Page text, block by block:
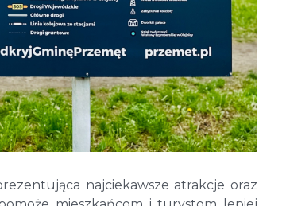
najciekawsze atrakcje oraz